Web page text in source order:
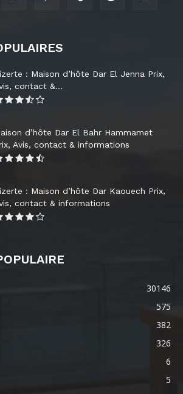
: Maison d’hôte Dar El Jenna Prix,
contact &...
d’hôte Dar El Bahr Hammamet
Avis, contact & informations
: Maison d’hôte Dar Kaouech Prix,
contact & informations
30146
575
382
326
6
5